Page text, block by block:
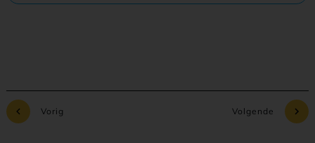
Vorig Volgende